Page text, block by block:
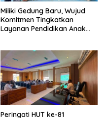
Miliki Gedung Baru, Wujud
Komitmen Tingkatkan
Layanan Pendidikan Anak
Peringati HUT ke-81